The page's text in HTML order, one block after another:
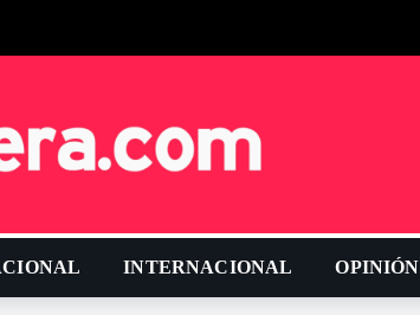
INTERNACIONAL OPINIÓN